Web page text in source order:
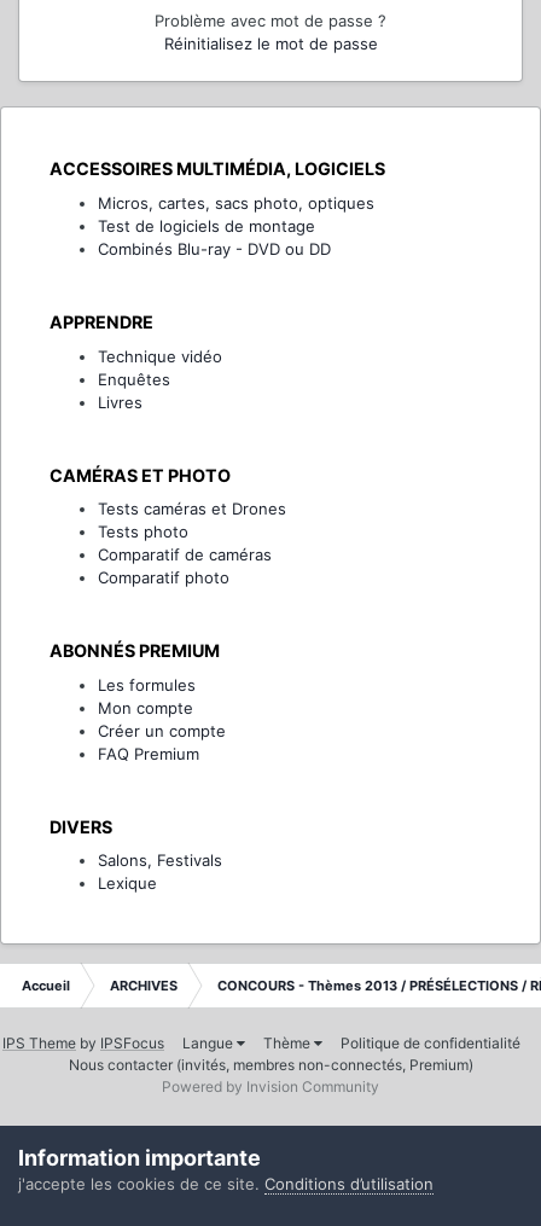
Problème avec mot de passe ?
Réinitialisez le mot de passe
ACCESSOIRES MULTIMÉDIA, LOGICIELS
Micros, cartes, sacs photo, optiques
Test de logiciels de montage
Combinés Blu-ray - DVD ou DD
APPRENDRE
Technique vidéo
Enquêtes
Livres
CAMÉRAS ET PHOTO
Tests caméras et Drones
Tests photo
Comparatif de caméras
Comparatif photo
ABONNÉS PREMIUM
Les formules
Mon compte
Créer un compte
FAQ Premium
DIVERS
Salons, Festivals
Lexique
Accueil ARCHIVES CONCOURS - Thèmes 2013 / PRÉSÉLECTIONS /
IPS Theme by IPSFocus Langue Thème
Politique de confidentialité
Nous contacter (invités, membres non-connectés, Premium)
Powered by Invision Community
Information importante
j'accepte les cookies de ce site. Conditions d’utilisation